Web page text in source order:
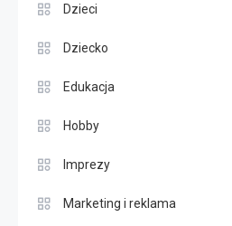
Dzieci
Dziecko
Edukacja
Hobby
Imprezy
Marketing i reklama